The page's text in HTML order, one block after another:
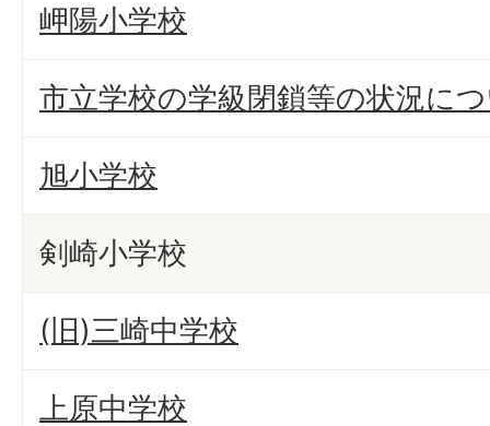
岬陽小学校
市立学校の学級閉鎖等の状況に
旭小学校
剣崎小学校
(旧)三崎中学校
上原中学校